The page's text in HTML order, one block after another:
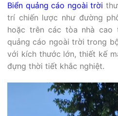
Biển quảng cáo ngoài trời
trí chiến lược như đường
hoặc trên các tòa nhà cao
quảng cáo ngoài trời trong
với kích thước lớn, thiết kế
đựng thời tiết khắc nghiệt.